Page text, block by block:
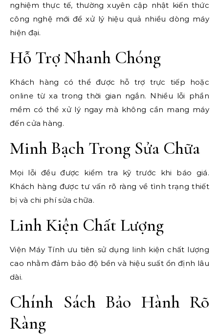
nghiệm thực tế, thường xuyên cập nhật kiến thức
công nghệ mới để xử lý hiệu quả nhiều dòng máy
hiện đại.
Hỗ Trợ Nhanh Chóng
Khách hàng có thể được hỗ trợ trực tiếp hoặc
online từ xa trong thời gian ngắn. Nhiều lỗi phần
mềm có thể xử lý ngay mà không cần mang máy
đến cửa hàng.
Minh Bạch Trong Sửa Chữa
Mọi lỗi đều được kiểm tra kỹ trước khi báo giá.
Khách hàng được tư vấn rõ ràng về tình trạng thiết
bị và chi phí sửa chữa.
Linh Kiện Chất Lượng
Viện Máy Tính ưu tiên sử dụng linh kiện chất lượng
cao nhằm đảm bảo độ bền và hiệu suất ổn định lâu
dài.
Chính Sách Bảo Hành Rõ
Ràng